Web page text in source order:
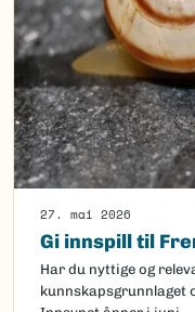
27. mai 2026
Gi innspill til
Har du nyttige og
kunnskapsgrunnlaget